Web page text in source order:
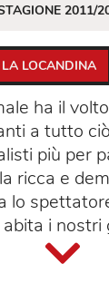
2011/
LA LOCANDINA
ha il
a tutto
più per
ricca e
lo
i nostri